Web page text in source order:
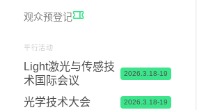
展会新闻
照片与视频
合作媒体
媒体联络
观众预登记
平行活动
Light激光与传感技
术国际会议
2026.3.18-19
光学技术大会 2026.3.18-19